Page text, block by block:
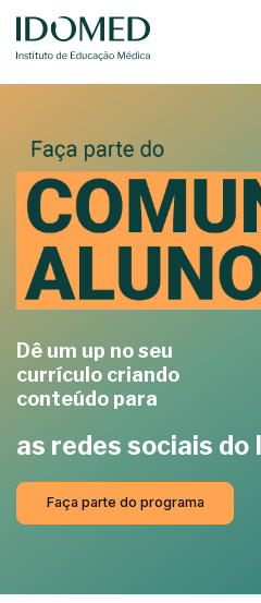
Dê um up no seu
currículo criando
conteúdo para
as redes sociais do
Faça parte do programa